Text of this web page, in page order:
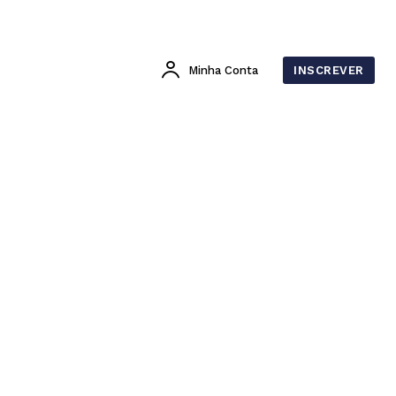
Minha Conta INSCREVER